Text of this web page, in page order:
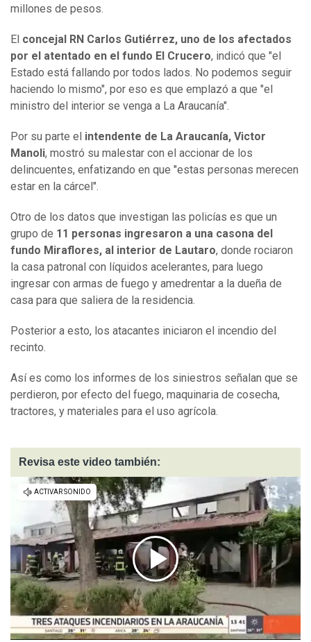
millones de pesos.
El concejal RN Carlos Gutiérrez, uno de los afectados
por el atentado en el fundo El Crucero, indicó que "el
Estado está fallando por todos lados. No podemos seguir
haciendo lo mismo", por eso es que emplazó a que "el
ministro del interior se venga a La Araucanía".
Por su parte el intendente de La Araucanía, Victor
Manoli, mostró su malestar con el accionar de los
delincuentes, enfatizando en que "estas personas merecen
estar en la cárcel".
Otro de los datos que investigan las policías es que un
grupo de 11 personas ingresaron a una casona del
fundo Miraflores, al interior de Lautaro, donde rociaron
la casa patronal con líquidos acelerantes, para luego
ingresar con armas de fuego y amedrentar a la dueña de
casa para que saliera de la residencia.
Posterior a esto, los atacantes iniciaron el incendio del
recinto.
Así es como los informes de los siniestros señalan que se
perdieron, por efecto del fuego, maquinaria de cosecha,
tractores, y materiales para el uso agrícola.
Revisa este video también: